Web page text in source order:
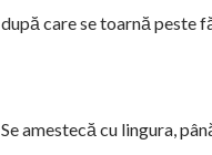
după care se toarnă peste
Se amestecă cu lingura,